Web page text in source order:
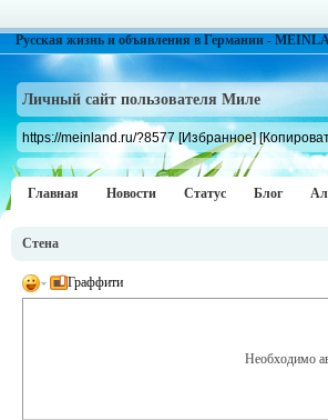
Русская жизнь и объявления в Германии -
Личный сайт пользователя Миле
https://meinland.ru/?8577 [Избранное]
Главная Новости Статус Блог
Стена
Граффити
Необходимо